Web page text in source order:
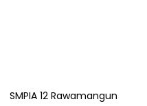
SMPIA 12 Rawamangun